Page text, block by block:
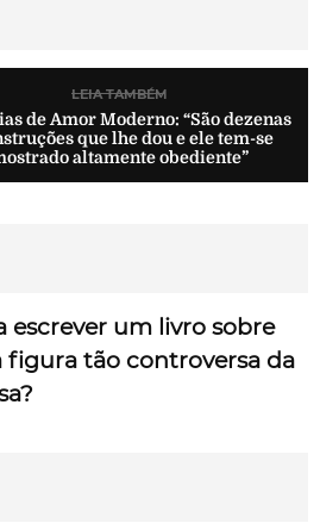
LEIA TAMBÉM
de Amor Moderno: “São dezenas
que lhe dou e ele tem-se
altamente obediente”
escrever um livro sobre
figura tão controversa da